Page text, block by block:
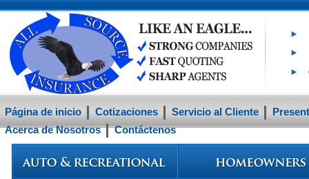
Página de inicio Cotizaciones Servicio al Cliente
Acerca de Nosotros
Contáctenos